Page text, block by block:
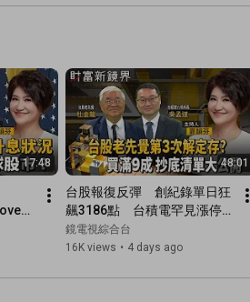
設
17:48 48:01
台股報復反彈　創紀錄單日狂
飆3186點　台積電罕見漲停
台股老先覺持股9成大豐收
公開抄底選股清單｜財富新鏡
鏡電視綜合台
16K views • 4 days ago